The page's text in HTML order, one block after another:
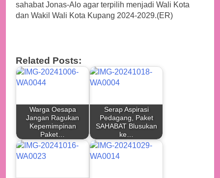
sahabat Jonas-Alo agar terpilih menjadi Wali Kota
dan Wakil Wali Kota Kupang 2024-2029.(ER)
Related Posts:
Warga Oesapa
Jangan Ragukan
Kepemimpinan
Paket…
Serap Aspirasi
Pedagang, Paket
SAHABAT Blusukan
ke…